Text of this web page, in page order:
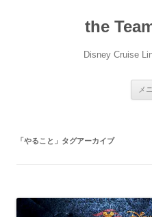
the
Disney Cruise
メ
「やること 」タグアーカイブ